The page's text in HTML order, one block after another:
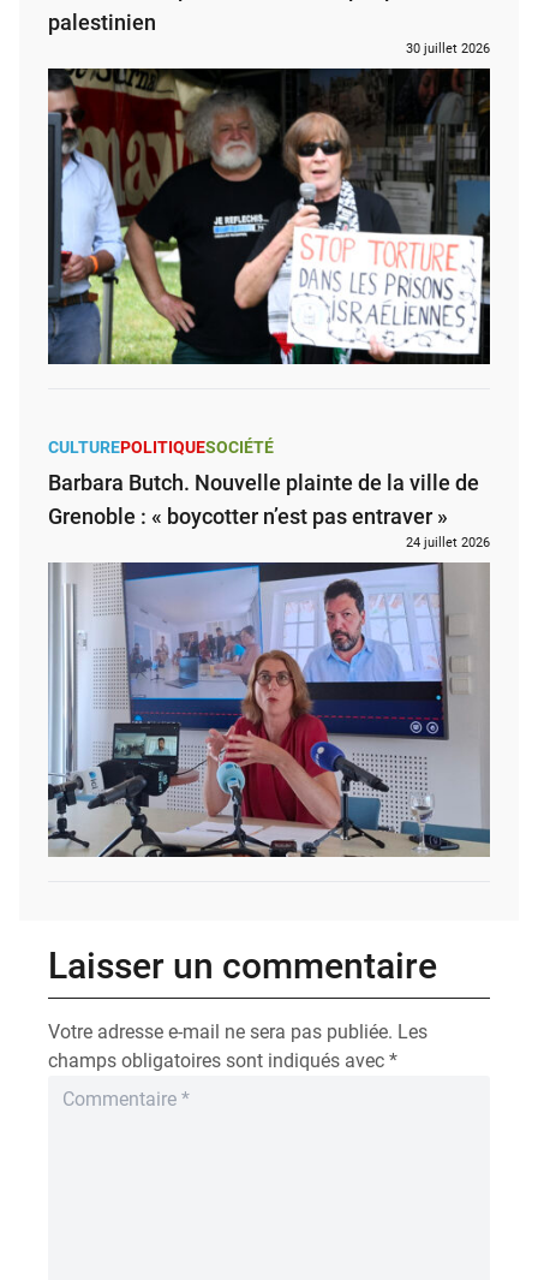
palestinien
30 juillet 2026
CULTUREPOLITIQUESOCIÉTÉ
Barbara Butch. Nouvelle plainte de la ville de
Grenoble : « boycotter n’est pas entraver »
24 juillet 2026
Laisser un commentaire
Votre adresse e-mail ne sera pas publiée. Les
champs obligatoires sont indiqués avec *